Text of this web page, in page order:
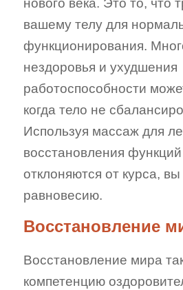
нового века. Это то, что
вашему телу для
функционирования.
нездоровья и ухудшения
работоспособности
когда тело не
Используя массаж для
восстановления
отклоняются от курса,
равновесию.
Восстановление
Восстановление мира
компетенцию